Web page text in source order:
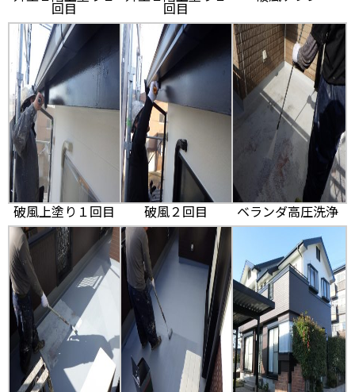
回目 回目
破風上塗り１回目 破風２回目 ベランダ高圧洗浄